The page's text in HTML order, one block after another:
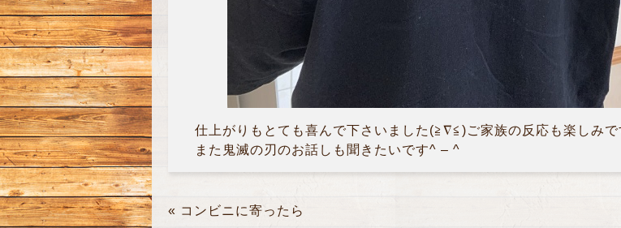
仕上がりもとても喜んで下さいました(≧∇≦)ご家族の反応も楽しみで
また鬼滅の刃のお話しも聞きたいです^ – ^
« コンビニに寄ったら